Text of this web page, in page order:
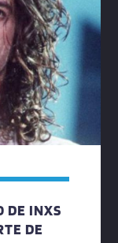
DE INXS
DE